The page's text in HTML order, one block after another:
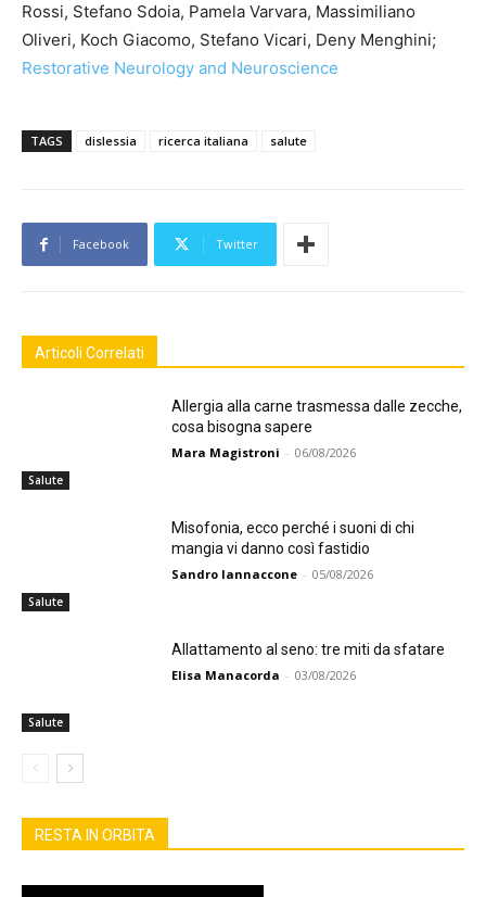
Rossi, Stefano Sdoia, Pamela Varvara, Massimiliano
Oliveri, Koch Giacomo, Stefano Vicari, Deny Menghini;
Restorative Neurology and Neuroscience
TAGS dislessia ricerca italiana salute
Facebook Twitter
Articoli Correlati
Salute
Allergia alla carne trasmessa dalle zecche,
cosa bisogna sapere
Mara Magistroni - 06/08/2026
Salute
Misofonia, ecco perché i suoni di chi
mangia vi danno così fastidio
Sandro Iannaccone - 05/08/2026
Salute
Allattamento al seno: tre miti da sfatare
Elisa Manacorda - 03/08/2026
RESTA IN ORBITA